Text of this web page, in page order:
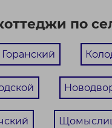
по
Горанский